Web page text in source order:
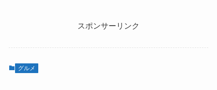
スポンサーリンク
グルメ